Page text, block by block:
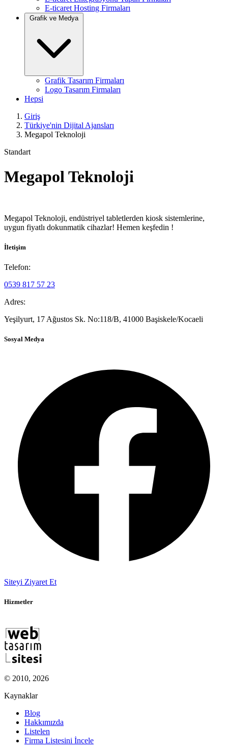
E-ticaret Hosting Firmaları
Grafik ve Medya
Grafik Tasarım Firmaları
Logo Tasarım Firmaları
Hepsi
Giriş
Türkiye'nin Dijital Ajansları
Megapol Teknoloji
Standart
Megapol Teknoloji
Megapol Teknoloji, endüstriyel tabletlerden kiosk sistemlerine,
uygun fiyatlı dokunmatik cihazlar! Hemen keşfedin !
İletişim
Telefon:
0539 817 57 23
Adres:
Yeşilyurt, 17 Ağustos Sk. No:118/B, 41000 Başiskele/Kocaeli
Sosyal Medya
Siteyi Ziyaret Et
Hizmetler
© 2010, 2026
Kaynaklar
Blog
Hakkımızda
Listelen
Firma Listesini İncele